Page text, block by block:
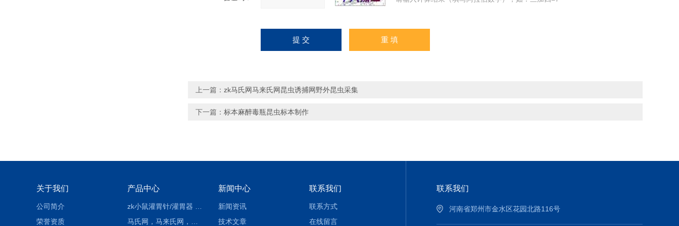
上一篇： zk马氏网马来氏网昆虫诱捕网野外昆虫采集
下一篇： 标本麻醉毒瓶昆虫标本制作
关于我们
公司简介
荣誉资质
产品中心 新闻中心
新闻资讯
技术文章
联系我们
联系方式
在线留言
联系我们
河南省郑州市金水区花园北路116号